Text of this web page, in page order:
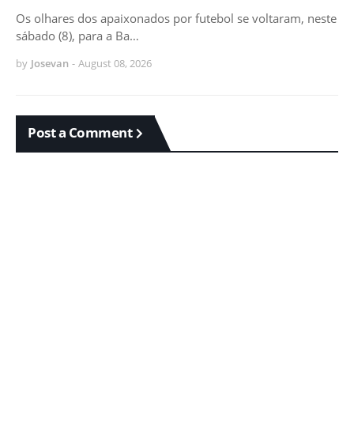
Os olhares dos apaixonados por futebol se voltaram, neste
sábado (8), para a Ba…
by Josevan - August 08, 2026
Post a Comment